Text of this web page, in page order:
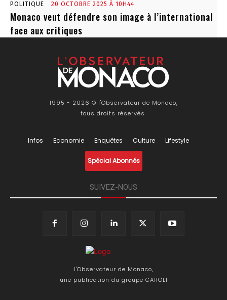
POLITIQUE 20 OCTOBRE 2025 À 10H44
Monaco veut défendre son image à l’international
face aux critiques
1995 - 2026 © l'Observateur de Monaco,
tous droits réservés.
Infos Economie Enquêtes Culture Lifestyle
Spécial Abonnés
SUIVEZ-NOUS
l'Observateur de Monaco,
une publication du groupe CAROLI